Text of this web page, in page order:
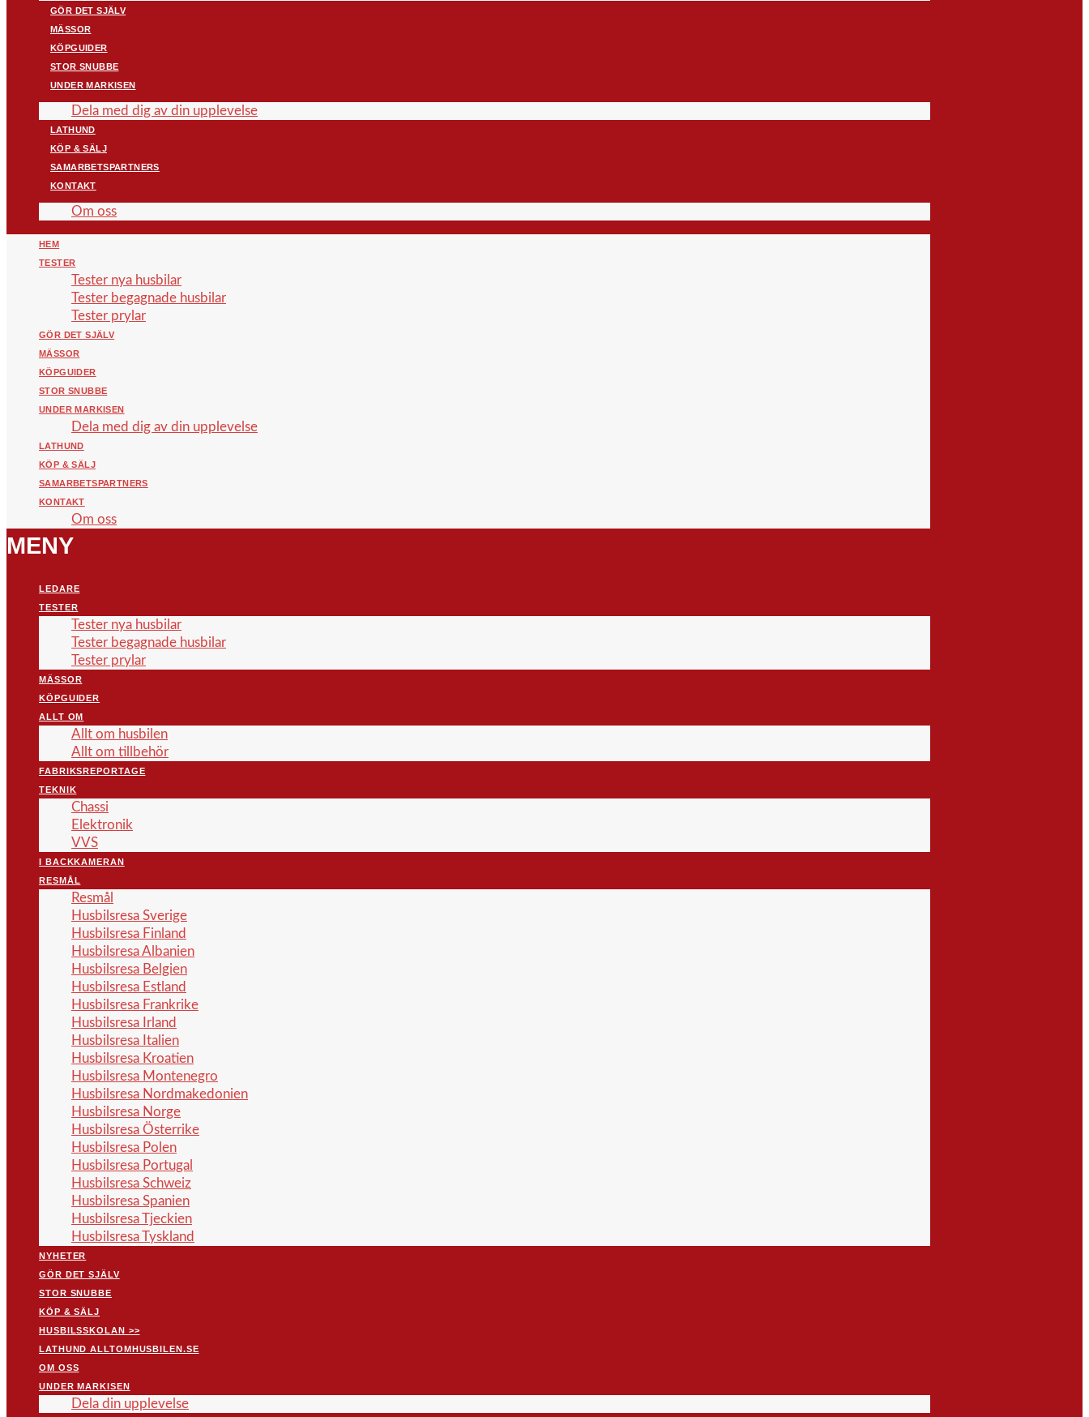
GÖR DET SJÄLV
MÄSSOR
KÖPGUIDER
STOR SNUBBE
UNDER MARKISEN
Dela med dig av din upplevelse
LATHUND
KÖP & SÄLJ
SAMARBETSPARTNERS
KONTAKT
Om oss
HEM
TESTER
Tester nya husbilar
Tester begagnade husbilar
Tester prylar
GÖR DET SJÄLV
MÄSSOR
KÖPGUIDER
STOR SNUBBE
UNDER MARKISEN
Dela med dig av din upplevelse
LATHUND
KÖP & SÄLJ
SAMARBETSPARTNERS
KONTAKT
Om oss
MENY
LEDARE
TESTER
Tester nya husbilar
Tester begagnade husbilar
Tester prylar
MÄSSOR
KÖPGUIDER
ALLT OM
Allt om husbilen
Allt om tillbehör
FABRIKSREPORTAGE
TEKNIK
Chassi
Elektronik
VVS
I BACKKAMERAN
RESMÅL
Resmål
Husbilsresa Sverige
Husbilsresa Finland
Husbilsresa Albanien
Husbilsresa Belgien
Husbilsresa Estland
Husbilsresa Frankrike
Husbilsresa Irland
Husbilsresa Italien
Husbilsresa Kroatien
Husbilsresa Montenegro
Husbilsresa Nordmakedonien
Husbilsresa Norge
Husbilsresa Österrike
Husbilsresa Polen
Husbilsresa Portugal
Husbilsresa Schweiz
Husbilsresa Spanien
Husbilsresa Tjeckien
Husbilsresa Tyskland
NYHETER
GÖR DET SJÄLV
STOR SNUBBE
KÖP & SÄLJ
HUSBILSSKOLAN >>
LATHUND ALLTOMHUSBILEN.SE
OM OSS
UNDER MARKISEN
Dela din upplevelse